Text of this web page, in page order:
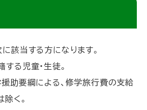
該当する方になります。
る児童・生徒。
援助要綱による、修学旅行費の支給
く。